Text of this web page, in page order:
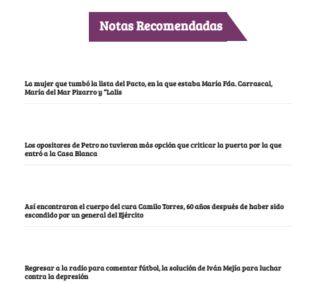
Notas Recomendadas
La mujer que tumbó la lista del Pacto, en la que estaba María Fda. Carrascal,
María del Mar Pizarro y “Lalis
Los opositores de Petro no tuvieron más opción que criticar la puerta por la que
entró a la Casa Blanca
Así encontraron el cuerpo del cura Camilo Torres, 60 años después de haber sido
escondido por un general del Ejército
Regresar a la radio para comentar fútbol, la solución de Iván Mejía para luchar
contra la depresión